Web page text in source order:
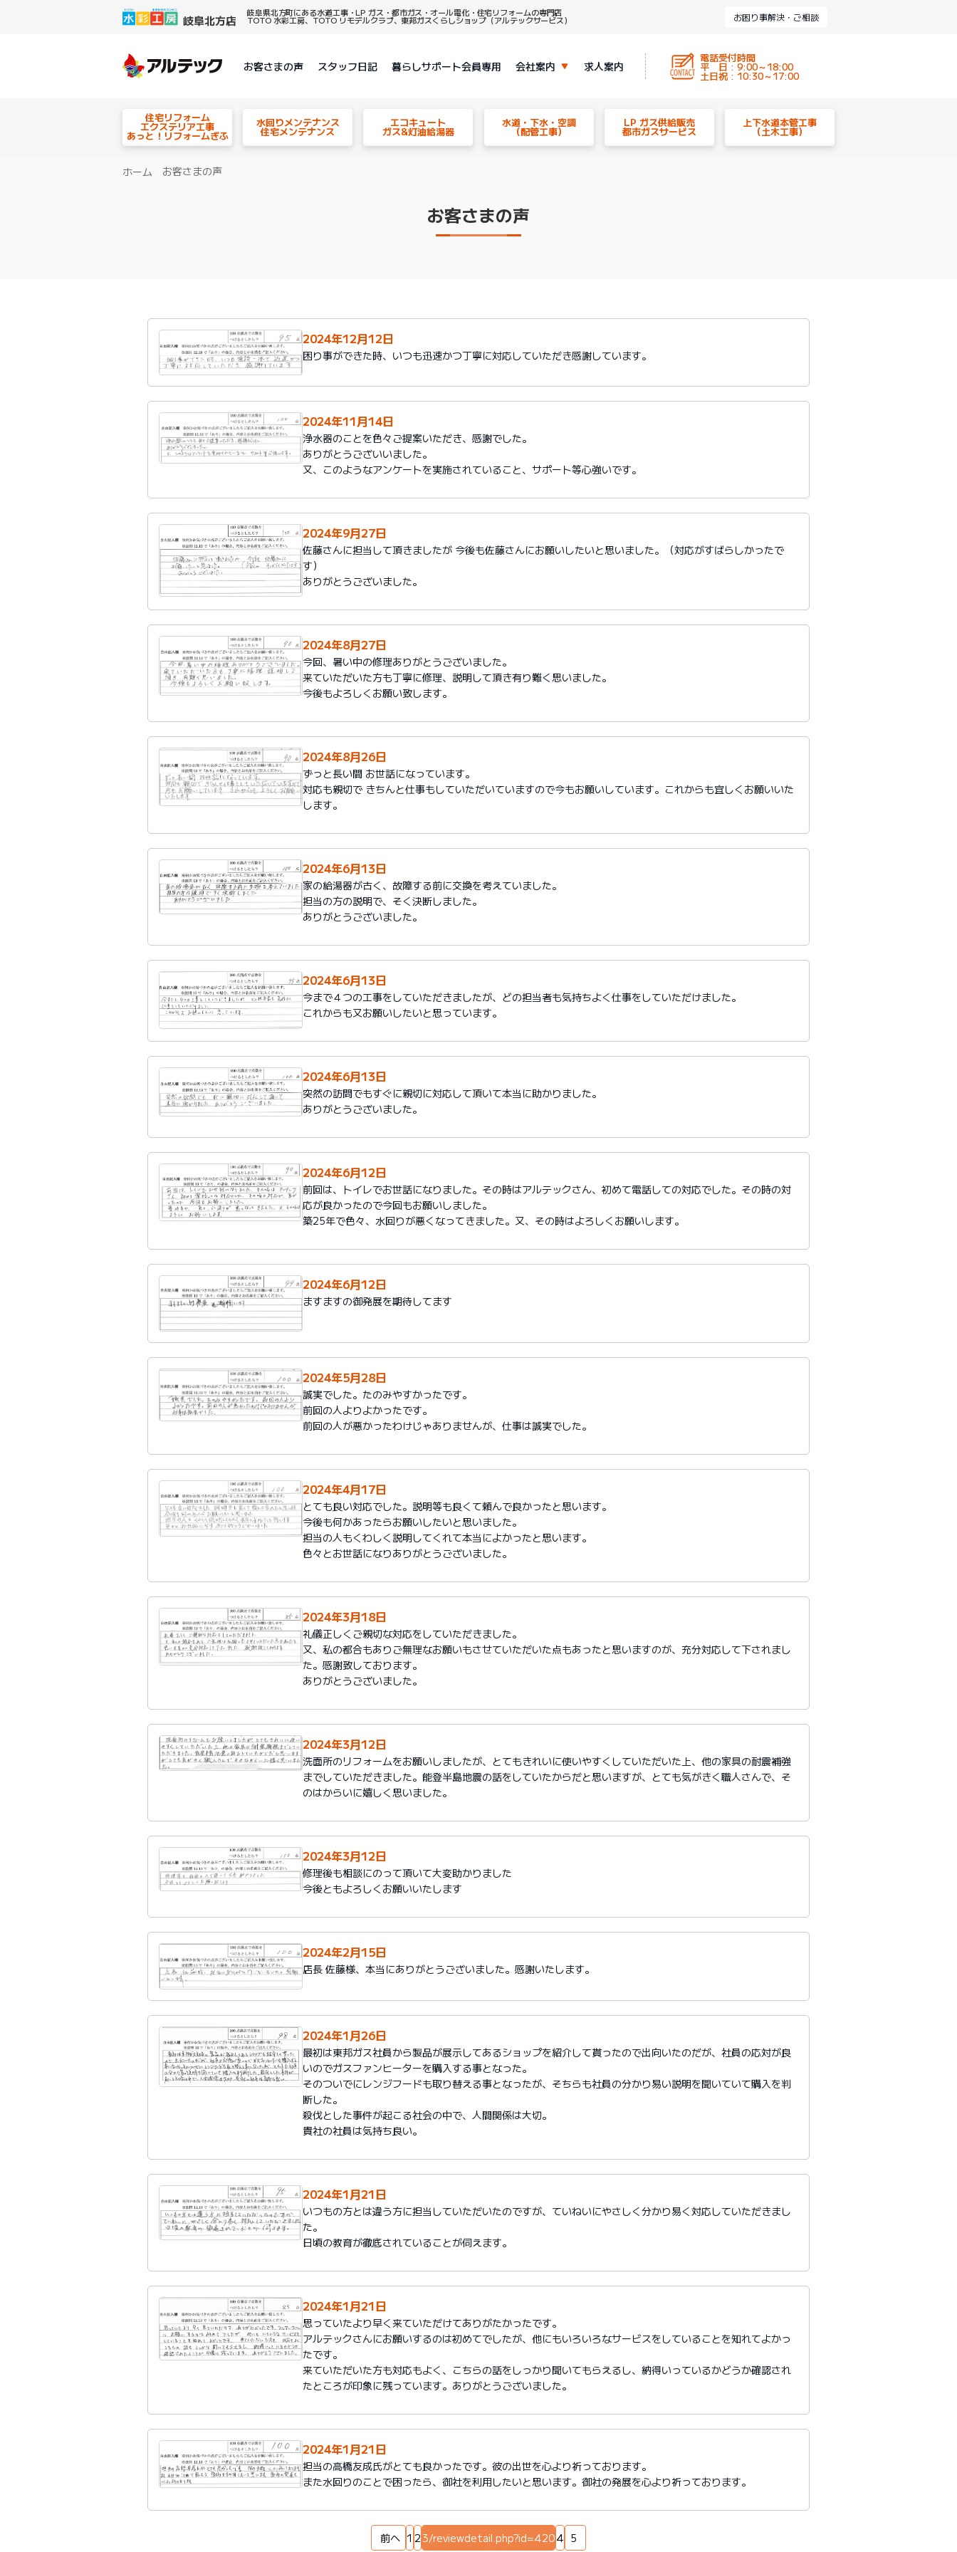
岐阜県北方町にある水道工事・LP ガス・都市ガス・オール電化・住宅リフォームの専門店
TOTO 水彩工房、TOTO リモデルクラブ、東邦ガスくらしショップ（アルテックサービス） お困り事解決・ご相談
お客さまの声 スタッフ日記 暮らしサポート会員専用 会社案内 求人案内
電話受付時間
平 日 : 9:00～18:00
土日祝 : 10:30～17:00
住宅リフォーム
エクステリア工事
あっと！リフォームぎふ
水回りメンテナンス
住宅メンテナンス
エコキュート
ガス&灯油給湯器
水道・下水・空調
（配管工事）
LP ガス供給販売
都市ガスサービス
上下水道本管工事
（土木工事）
ホーム お客さまの声
お客さまの声
2024年12月12日
困り事ができた時、いつも迅速かつ丁寧に対応していただき感謝しています。
2024年11月14日
浄水器のことを色々ご提案いただき、感謝でした。
ありがとうございいました。
又、このようなアンケートを実施されていること、サポート等心強いです。
2024年9月27日
佐藤さんに担当して頂きましたが 今後も佐藤さんにお願いしたいと思いました。（対応がすばらしかったで
す）
ありがとうございました。
2024年8月27日
今回、暑い中の修理ありがとうございました。
来ていただいた方も丁寧に修理、説明して頂き有り難く思いました。
今後もよろしくお願い致します。
2024年8月26日
ずっと長い間 お世話になっています。
対応も親切で きちんと仕事もしていただいていますので今もお願いしています。これからも宜しくお願いいた
します。
2024年6月13日
家の給湯器が古く、故障する前に交換を考えていました。
担当の方の説明で、そく決断しました。
ありがとうございました。
2024年6月13日
今まで４つの工事をしていただきましたが、どの担当者も気持ちよく仕事をしていただけました。
これからも又お願いしたいと思っています。
2024年6月13日
突然の訪問でもすぐに親切に対応して頂いて本当に助かりました。
ありがとうございました。
2024年6月12日
前回は、トイレでお世話になりました。その時はアルテックさん、初めて電話しての対応でした。その時の対
応が良かったので今回もお願いしました。
築25年で色々、水回りが悪くなってきました。又、その時はよろしくお願いします。
2024年6月12日
ますますの御発展を期待してます
2024年5月28日
誠実でした。たのみやすかったです。
前回の人よりよかったです。
前回の人が悪かったわけじゃありませんが、仕事は誠実でした。
2024年4月17日
とても良い対応でした。説明等も良くて頼んで良かったと思います。
今後も何かあったらお願いしたいと思いました。
担当の人もくわしく説明してくれて本当によかったと思います。
色々とお世話になりありがとうございました。
2024年3月18日
礼儀正しくご親切な対応をしていただきました。
又、私の都合もありご無理なお願いもさせていただいた点もあったと思いますのが、充分対応して下されまし
た。感謝致しております。
ありがとうございました。
2024年3月12日
洗面所のリフォームをお願いしましたが、とてもきれいに使いやすくしていただいた上、他の家具の耐震補強
までしていただきました。能登半島地震の話をしていたからだと思いますが、とても気がきく職人さんで、そ
のはからいに嬉しく思いました。
2024年3月12日
修理後も相談にのって頂いて大変助かりました
今後ともよろしくお願いいたします
2024年2月15日
店長 佐藤様、本当にありがとうございました。感謝いたします。
2024年1月26日
最初は東邦ガス社員から製品が展示してあるショップを紹介して貰ったので出向いたのだが、社員の応対が良
いのでガスファンヒーターを購入する事となった。
そのついでにレンジフードも取り替える事となったが、そちらも社員の分かり易い説明を聞いていて購入を判
断した。
殺伐とした事件が起こる社会の中で、人間関係は大切。
貴社の社員は気持ち良い。
2024年1月21日
いつもの方とは違う方に担当していただいたのですが、ていねいにやさしく分かり易く対応していただきまし
た。
日頃の教育が徹底されていることが伺えます。
2024年1月21日
思っていたより早く来ていただけてありがたかったです。
アルテックさんにお願いするのは初めてでしたが、他にもいろいろなサービスをしていることを知れてよかっ
たです。
来ていただいた方も対応もよく、こちらの話をしっかり聞いてもらえるし、納得いっているかどうか確認され
たところが印象に残っています。ありがとうございました。
2024年1月21日
担当の高橋友成氏がとても良かったです。彼の出世を心より祈っております。
また水回りのことで困ったら、御社を利用したいと思います。御社の発展を心より祈っております。
前へ 1 2 3/reviewdetail.php?id=4204 5